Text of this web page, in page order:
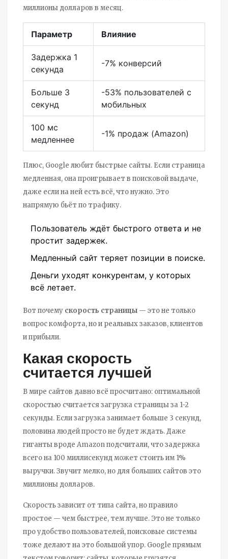
миллионы долларов в месяц.
Параметр Влияние
Задержка 1
секунда
-7% конверсий
Больше 3
секунд
-53% пользователей с
мобильных
100 мс
медленнее
-1% продаж (Amazon)
Плюс, Google любит быстрые сайты. Если страница
медленная, она проигрывает в поисковой выдаче,
даже если на ней есть всё, что нужно. Это
напрямую бьёт по трафику.
Пользователь ждёт быстрого ответа и не
простит задержек.
Медленный сайт теряет позиции в поиске.
Деньги уходят конкурентам, у которых
всё летает.
Вот почему скорость страницы — это не только
вопрос комфорта, но и реальных заказов, клиентов
и прибыли.
Какая скорость
считается лучшей
В мире сайтов давно всё просчитано: оптимальной
скоростью считается загрузка страницы за 1-2
секунды. Если загрузка занимает больше 3 секунд,
половина людей просто не будет ждать. Даже
гиганты вроде Amazon подсчитали, что задержка
всего на 100 миллисекунд может стоить им 1%
выручки. Звучит мелко, но для больших сайтов это
миллионы долларов.
Скорость зависит от типа сайта, но правило
простое — чем быстрее, тем лучше. Это не только
про удобство пользователей, поисковые системы
тоже делают на это большой упор. Google прямым